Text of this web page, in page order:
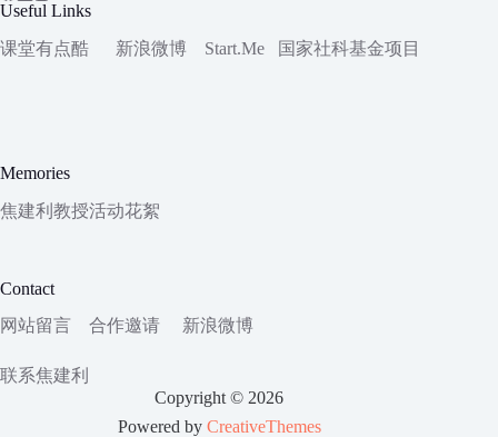
Useful Links
课堂有点酷
新浪微博 Start.Me 国家社科基金项目
Memories
焦建利教授活动花絮
Contact
网站留言
合作邀请 新浪微博
联系焦建利
Copyright © 2026
Powered by CreativeThemes